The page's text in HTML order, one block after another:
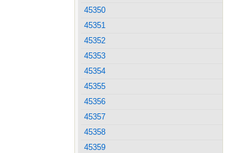
45350
45351
45352
45353
45354
45355
45356
45357
45358
45359